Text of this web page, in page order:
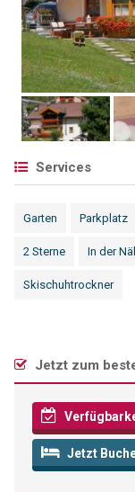
Services
Garten Parkplatz
2 Sterne In der
Skischuhtrockner
Jetzt zum
Jetzt